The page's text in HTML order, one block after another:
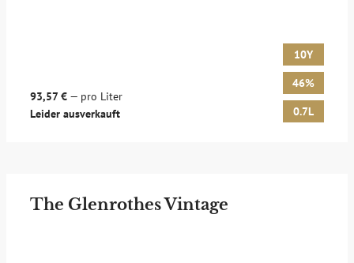
93,57 € — pro Liter
Leider ausverkauft
10Y
46%
0.7L
The Glenrothes Vintage